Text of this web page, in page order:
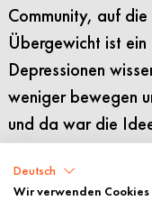
Community, auf
Übergewicht ist ein
Depressionen
weniger bewegen
und da war die
nach jedem Info-
Deutsch
Wir verwenden Cookies